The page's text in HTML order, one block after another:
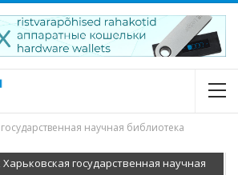
научная библиотека
государственная научная